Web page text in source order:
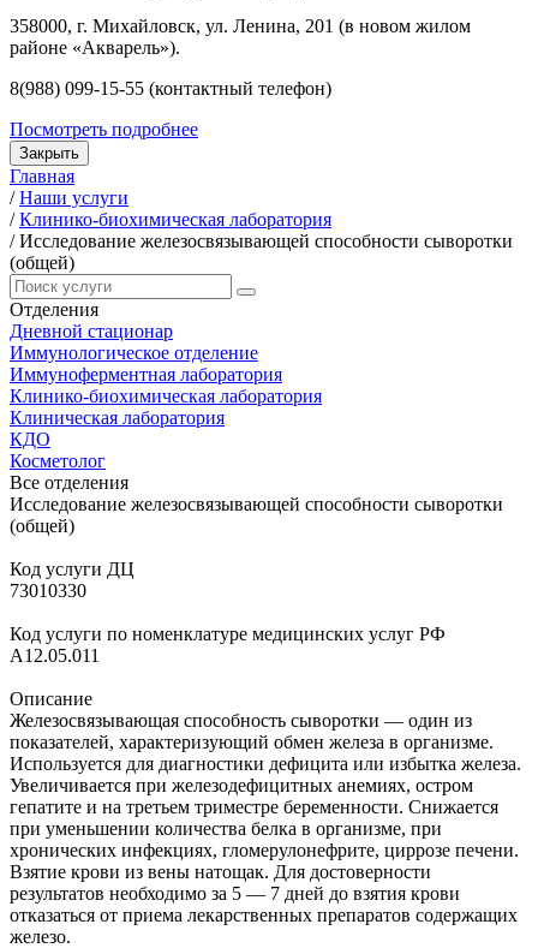
358000, г. Михайловск, ул. Ленина, 201 (в новом жилом
районе «Акварель»).
8(988) 099-15-55 (контактный телефон)
Посмотреть подробнее
Закрыть
Главная
/ Наши услуги
/ Клинико-биохимическая лаборатория
/ Исследование железосвязывающей способности сыворотки
(общей)
Отделения
Дневной стационар
Иммунологическое отделение
Иммуноферментная лаборатория
Клинико-биохимическая лаборатория
Клиническая лаборатория
КДО
Косметолог
Все отделения
Исследование железосвязывающей способности сыворотки
(общей)
Код услуги ДЦ
73010330
Код услуги по номенклатуре медицинских услуг РФ
A12.05.011
Описание
Железосвязывающая способность сыворотки — один из
показателей, характеризующий обмен железа в организме.
Используется для диагностики дефицита или избытка железа.
Увеличивается при железодефицитных анемиях, остром
гепатите и на третьем триместре беременности. Снижается
при уменьшении количества белка в организме, при
хронических инфекциях, гломерулонефрите, циррозе печени.
Взятие крови из вены натощак. Для достоверности
результатов необходимо за 5 — 7 дней до взятия крови
отказаться от приема лекарственных препаратов содержащих
железо.